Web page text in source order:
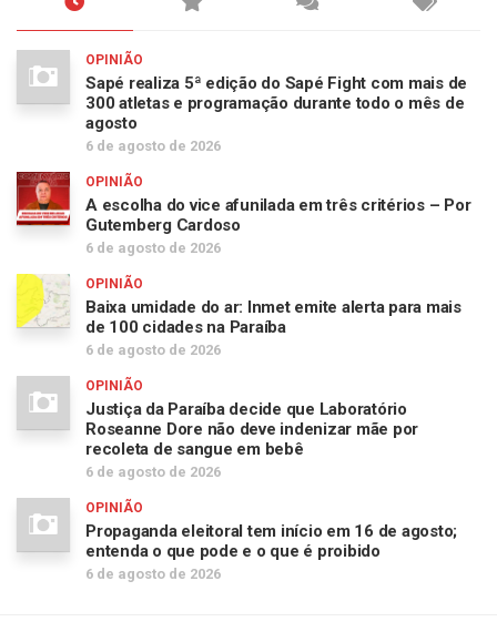
OPINIÃO
Sapé realiza 5ª edição do Sapé Fight com mais de
300 atletas e programação durante todo o mês de
agosto
6 de agosto de 2026
OPINIÃO
A escolha do vice afunilada em três critérios – Por
Gutemberg Cardoso
6 de agosto de 2026
OPINIÃO
Baixa umidade do ar: Inmet emite alerta para mais
de 100 cidades na Paraíba
6 de agosto de 2026
OPINIÃO
Justiça da Paraíba decide que Laboratório
Roseanne Dore não deve indenizar mãe por
recoleta de sangue em bebê
6 de agosto de 2026
OPINIÃO
Propaganda eleitoral tem início em 16 de agosto;
entenda o que pode e o que é proibido
6 de agosto de 2026